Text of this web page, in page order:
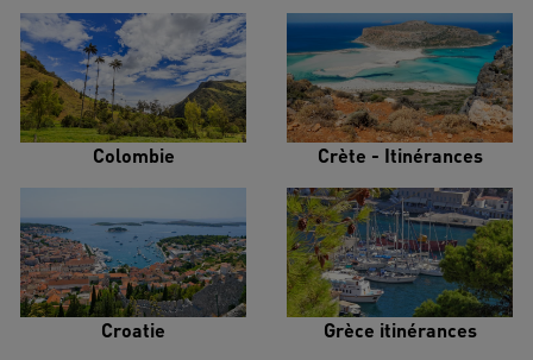
Colombie Crète - Itinérances
Croatie Grèce itinérances